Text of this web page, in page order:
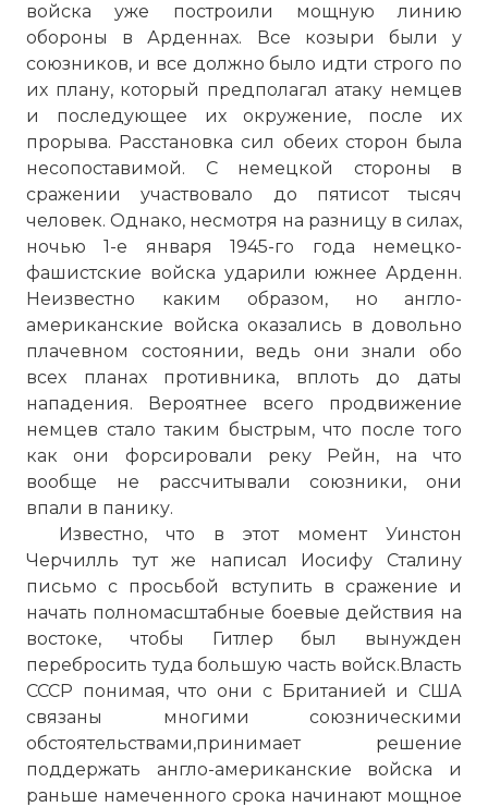
войска уже построили мощную линию
обороны в Арденнах. Все козыри были у
союзников, и все должно было идти строго по
их плану, который предполагал атаку немцев
и последующее их окружение, после их
прорыва. Расстановка сил обеих сторон была
несопоставимой. С немецкой стороны в
сражении участвовало до пятисот тысяч
человек. Однако, несмотря на разницу в силах,
ночью 1-е января 1945-го года немецко-
фашистские войска ударили южнее Арденн.
Неизвестно каким образом, но англо-
американские войска оказались в довольно
плачевном состоянии, ведь они знали обо
всех планах противника, вплоть до даты
нападения. Вероятнее всего продвижение
немцев стало таким быстрым, что после того
как они форсировали реку Рейн, на что
вообще не рассчитывали союзники, они
впали в панику.
Известно, что в этот момент Уинстон
Черчилль тут же написал Иосифу Сталину
письмо с просьбой вступить в сражение и
начать полномасштабные боевые действия на
востоке, чтобы Гитлер был вынужден
перебросить туда большую часть войск.Власть
СССР понимая, что они с Британией и США
связаны многими союзническими
обстоятельствами,принимает решение
поддержать англо-американские войска и
раньше намеченного срока начинают мощное